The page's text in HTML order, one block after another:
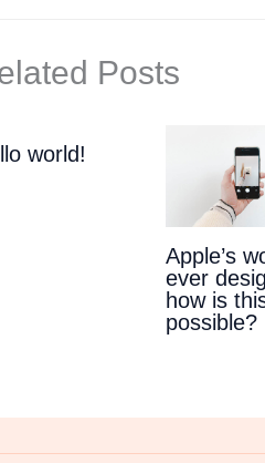
Posts
world!
Apple’s
ever
how is
possible?